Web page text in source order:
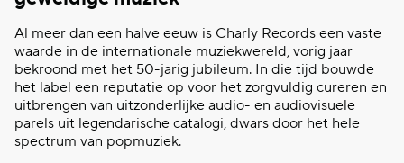
Al meer dan een halve eeuw is CharlyRecords een vaste
waarde in de internationale muziekwereld, vorig jaar
bekroond met het 50-jarig jubileum. In die tijd bouwde
het label een reputatie op voor het zorgvuldig cureren en
uitbrengen van uitzonderlijke audio- en audiovisuele
parels uit legendarische catalogi, dwars door het hele
spectrum van popmuziek.